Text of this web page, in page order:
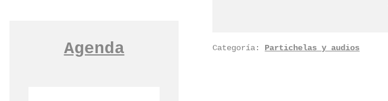
Categoría: Partichelas y audios
Agenda